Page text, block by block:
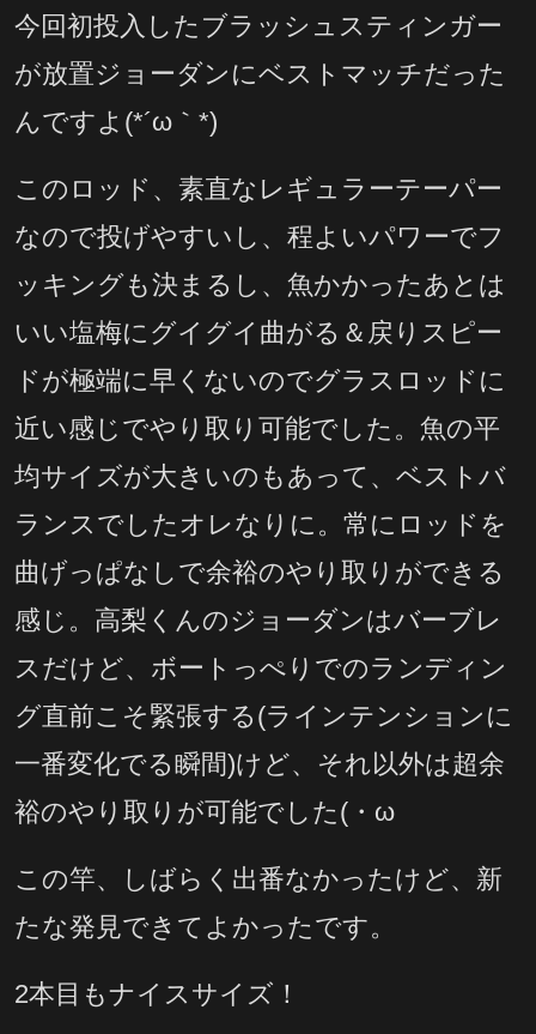
今回初投入したブラッシュスティンガー
が放置ジョーダンにベストマッチだった
んですよ(*´ω｀*)
このロッド、素直なレギュラーテーパー
なので投げやすいし、程よいパワーでフ
ッキングも決まるし、魚かかったあとは
いい塩梅にグイグイ曲がる＆戻りスピー
ドが極端に早くないのでグラスロッドに
近い感じでやり取り可能でした。魚の平
均サイズが大きいのもあって、ベストバ
ランスでしたオレなりに。常にロッドを
曲げっぱなしで余裕のやり取りができる
感じ。高梨くんのジョーダンはバーブレ
スだけど、ボートっぺりでのランディン
グ直前こそ緊張する(ラインテンションに
一番変化でる瞬間)けど、それ以外は超余
裕のやり取りが可能でした(・ω
この竿、しばらく出番なかったけど、新
たな発見できてよかったです。
2本目もナイスサイズ！